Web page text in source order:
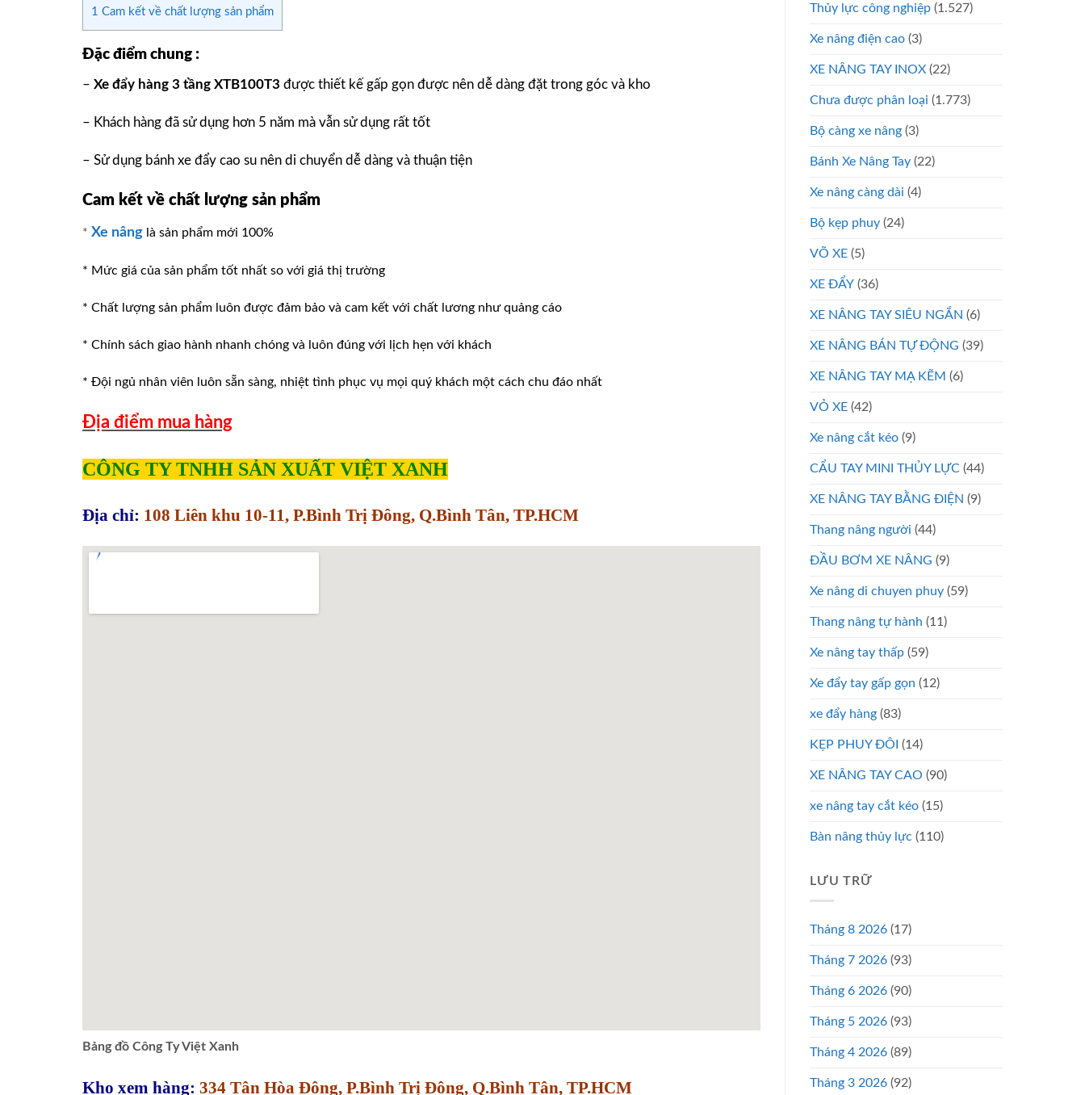
1 Cam kết về chất lượng sản phẩm
Đặc điểm chung :
– Xe đẩy hàng 3 tầng XTB100T3 được thiết kế gấp gọn được nên dễ dàng đặt trong góc và kho
– Khách hàng đã sử dụng hơn 5 năm mà vẫn sử dụng rất tốt
– Sử dụng bánh xe đẩy cao su nên di chuyển dễ dàng và thuận tiện
Cam kết về chất lượng sản phẩm
* Xe nâng là sản phẩm mới 100%
* Mức giá của sản phẩm tốt nhất so với giá thị trường
* Chất lượng sản phẩm luôn được đảm bảo và cam kết với chất lương như quảng cáo
* Chính sách giao hành nhanh chóng và luôn đúng với lịch hẹn với khách
* Đội ngủ nhân viên luôn sẵn sàng, nhiệt tình phục vụ mọi quý khách một cách chu đáo nhất
Địa điểm mua hàng
CÔNG TY TNHH SẢN XUẤT VIỆT XANH
Địa chỉ: 108 Liên khu 10-11, P.Bình Trị Đông, Q.Bình Tân, TP.HCM
Bảng đồ Công Ty Việt Xanh
Kho xem hàng: 334 Tân Hòa Đông, P.Bình Trị Đông, Q.Bình Tân, TP.HCM
Thủy lực công nghiệp (1.527)
Xe nâng điện cao (3)
XE NÂNG TAY INOX (22)
Chưa được phân loại (1.773)
Bộ càng xe nâng (3)
Bánh Xe Nâng Tay (22)
Xe nâng càng dài (4)
Bộ kẹp phuy (24)
VÕ XE (5)
XE ĐẨY (36)
XE NÂNG TAY SIÊU NGẮN (6)
XE NÂNG BÁN TỰ ĐỘNG (39)
XE NÂNG TAY MẠ KẼM (6)
VỎ XE (42)
Xe nâng cắt kéo (9)
CẨU TAY MINI THỦY LỰC (44)
XE NÂNG TAY BẰNG ĐIỆN (9)
Thang nâng người (44)
ĐẦU BƠM XE NÂNG (9)
Xe nâng di chuyen phuy (59)
Thang nâng tự hành (11)
Xe nâng tay thấp (59)
Xe đẩy tay gấp gọn (12)
xe đẩy hàng (83)
KẸP PHUY ĐÔI (14)
XE NÂNG TAY CAO (90)
xe nâng tay cắt kéo (15)
Bàn nâng thủy lực (110)
LƯU TRỮ
Tháng 8 2026 (17)
Tháng 7 2026 (93)
Tháng 6 2026 (90)
Tháng 5 2026 (93)
Tháng 4 2026 (89)
Tháng 3 2026 (92)